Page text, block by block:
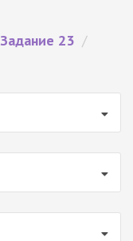
Задание 23 /